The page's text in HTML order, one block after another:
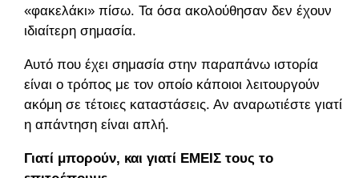
«φακελάκι» πίσω. Τα όσα ακολούθησαν δεν έχουν
ιδιαίτερη σημασία.
Αυτό που έχει σημασία στην παραπάνω ιστορία
είναι ο τρόπος με τον οποίο κάποιοι λειτουργούν
ακόμη σε τέτοιες καταστάσεις. Αν αναρωτιέστε γιατί,
η απάντηση είναι απλή.
Γιατί μπορούν, και γιατί ΕΜΕΙΣ τους το